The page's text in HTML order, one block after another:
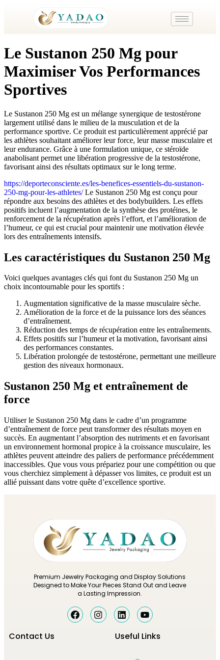
Le Sustanon 250 Mg pour
Maximiser Vos Performances
Sportives
Le Sustanon 250 Mg est un mélange synergique de testostérone
largement utilisé dans le milieu de la musculation et de la
performance sportive. Ce produit est particulièrement apprécié par
les athlètes souhaitant améliorer leur force, leur masse musculaire et
leur endurance. Grâce à une formulation unique, ce stéroïde
anabolisant permet une libération progressive de la testostérone,
favorisant ainsi des résultats optimaux sur le long terme.
https://deporteconsciente.es/les-benefices-essentiels-du-sustanon-
250-mg-pour-les-athletes/Le Sustanon 250 Mg est conçu pour
répondre aux besoins des athlètes et des bodybuilders. Les effets
positifs incluent l’augmentation de la synthèse des protéines, le
renforcement de la récupération après l’effort, et l’amélioration de
l’humeur, ce qui est crucial pour maintenir une motivation élevée
lors des entraînements intensifs.
Les caractéristiques du Sustanon 250 Mg
Voici quelques avantages clés qui font du Sustanon 250 Mg un
choix incontournable pour les sportifs :
Augmentation significative de la masse musculaire sèche.
Amélioration de la force et de la puissance lors des séances
d’entraînement.
Réduction des temps de récupération entre les entraînements.
Effets positifs sur l’humeur et la motivation, favorisant ainsi
des performances constantes.
Libération prolongée de testostérone, permettant une meilleure
gestion des niveaux hormonaux.
Sustanon 250 Mg et entraînement de
force
Utiliser le Sustanon 250 Mg dans le cadre d’un programme
d’entraînement de force peut transformer des résultats moyen en
succès. En augmentant l’absorption des nutriments et en favorisant
un environnement hormonal propice à la croissance musculaire, les
athlètes peuvent atteindre des paliers de performance précédemment
inaccessibles. Que vous vous prépariez pour une compétition ou que
vous cherchiez simplement à dépasser vos limites, ce produit est un
allié puissant dans votre quête d’excellence sportive.
Premium Jewelry Packaging and Display Solutions
Designed to Make Your Pieces Stand Out and Leave
a Lasting Impression.
Contact Us Useful Links